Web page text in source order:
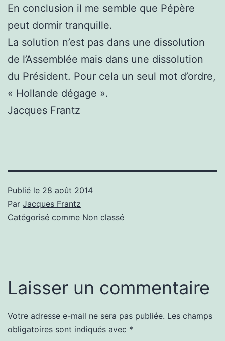
En conclusion il me semble que Pépère
peut dormir tranquille.
La solution n’est pas dans une dissolution
de l’Assemblée mais dans une dissolution
du Président. Pour cela un seul mot d’ordre,
« Hollande dégage ».
Jacques Frantz
Publié le 28 août 2014
Par Jacques Frantz
Catégorisé comme Non classé
Laisser un commentaire
Votre adresse e-mail ne sera pas publiée. Les champs
obligatoires sont indiqués avec *